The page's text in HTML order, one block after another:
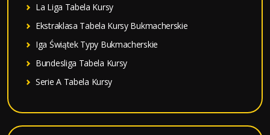
La Liga Tabela Kursy
Ekstraklasa Tabela Kursy Bukmacherskie
Iga Świątek Typy Bukmacherskie
Bundesliga Tabela Kursy
Serie A Tabela Kursy